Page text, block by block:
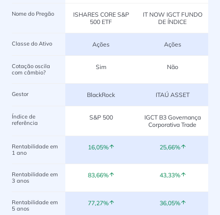
Nome do Pregão
ISHARES CORE S&P
500 ETF
IT NOW IGCT FUNDO
DE ÍNDICE
Classe do Ativo Ações Ações
Cotação oscila
com câmbio?
Sim Não
Gestor BlackRock ITAÚ ASSET
Índice de
referência
S&P 500
IGCT B3 Governança
Corporativa Trade
Rentabilidade em
1 ano
16,05% 25,66%
Rentabilidade em
3 anos
83,66% 43,33%
Rentabilidade em
5 anos
77,27% 36,05%